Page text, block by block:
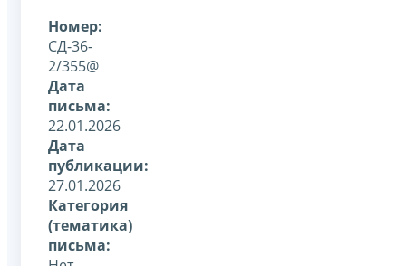
Номер:
СД-36-
2/355@
Дата
письма:
22.01.2026
Дата
публикации:
27.01.2026
Категория
(тематика)
письма: